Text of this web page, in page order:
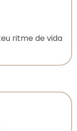
ritme de vida